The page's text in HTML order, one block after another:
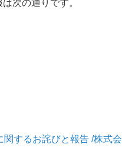
次の通りです。
するお詫びと報告 /株式